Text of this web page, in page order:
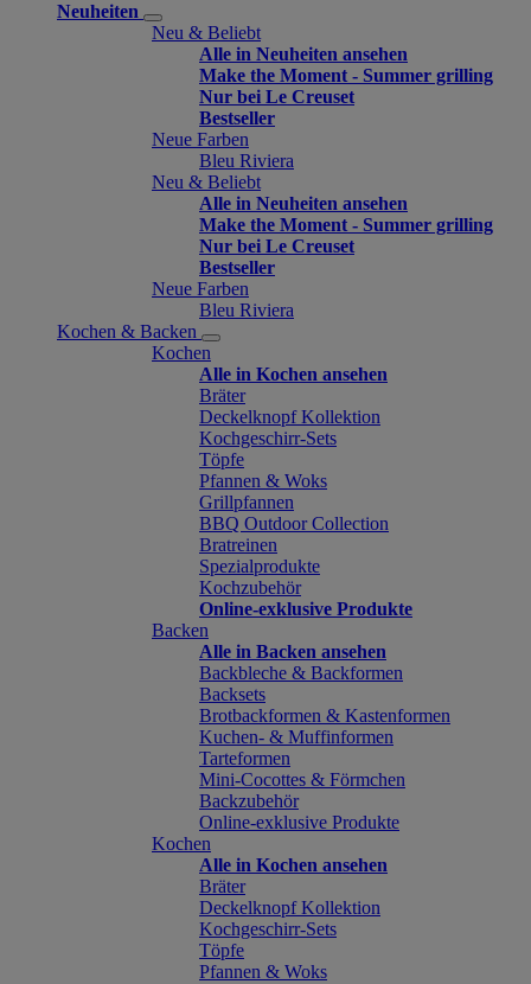
Neuheiten
Neu & Beliebt
Alle in Neuheiten ansehen
Make the Moment - Summer grilling
Nur bei Le Creuset
Bestseller
Neue Farben
Bleu Riviera
Neu & Beliebt
Alle in Neuheiten ansehen
Make the Moment - Summer grilling
Nur bei Le Creuset
Bestseller
Neue Farben
Bleu Riviera
Kochen & Backen
Kochen
Alle in Kochen ansehen
Bräter
Deckelknopf Kollektion
Kochgeschirr-Sets
Töpfe
Pfannen & Woks
Grillpfannen
BBQ Outdoor Collection
Bratreinen
Spezialprodukte
Kochzubehör
Online-exklusive Produkte
Backen
Alle in Backen ansehen
Backbleche & Backformen
Backsets
Brotbackformen & Kastenformen
Kuchen- & Muffinformen
Tarteformen
Mini-Cocottes & Förmchen
Backzubehör
Online-exklusive Produkte
Kochen
Alle in Kochen ansehen
Bräter
Deckelknopf Kollektion
Kochgeschirr-Sets
Töpfe
Pfannen & Woks